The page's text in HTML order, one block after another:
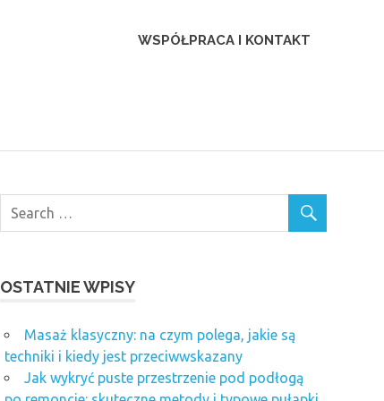
WSPÓŁPRACA I KONTAKT
OSTATNIE WPISY
Masaż klasyczny: na czym polega, jakie są
techniki i kiedy jest przeciwwskazany
Jak wykryć puste przestrzenie pod podłogą